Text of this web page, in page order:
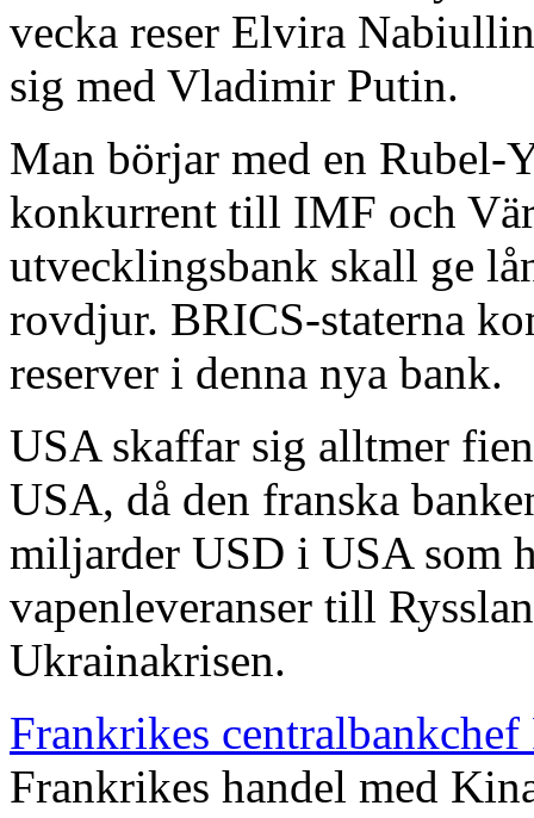
vecka reser Elvira
sig med Vladimir Putin.
Man börjar med en Rubel-
konkurrent till IMF och
utvecklingsbank skall ge
rovdjur. BRICS-staterna
reserver i denna nya bank.
USA skaffar sig alltmer
USA, då den franska
miljarder USD i USA som
vapenleveranser till
Ukrainakrisen.
Frankrikes
Frankrikes handel med